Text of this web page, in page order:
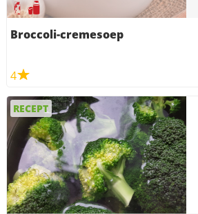
Broccoli-cremesoep
4
RECEPT